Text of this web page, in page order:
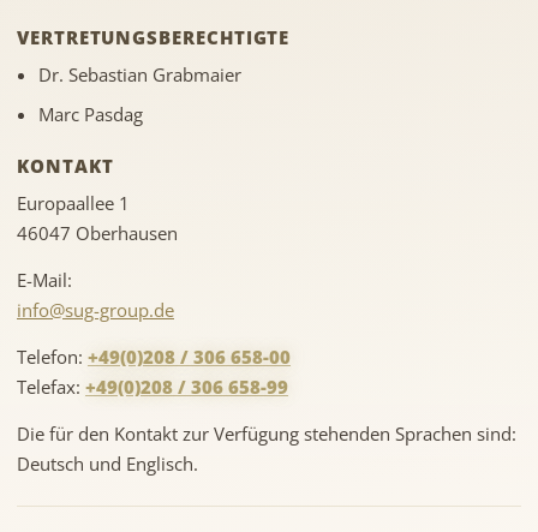
VERTRETUNGSBERECHTIGTE
Dr. Sebastian Grabmaier
Marc Pasdag
KONTAKT
Europaallee 1
46047 Oberhausen
E-Mail:
info@sug-group.de
Telefon: +49(0)208 / 306 658-00
Telefax: +49(0)208 / 306 658-99
Die für den Kontakt zur Verfügung stehenden Sprachen sind:
Deutsch und Englisch.